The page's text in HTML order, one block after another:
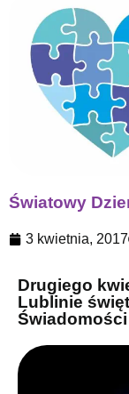
Światowy
3 kwietnia, 2017
Drugiego
Lublinie